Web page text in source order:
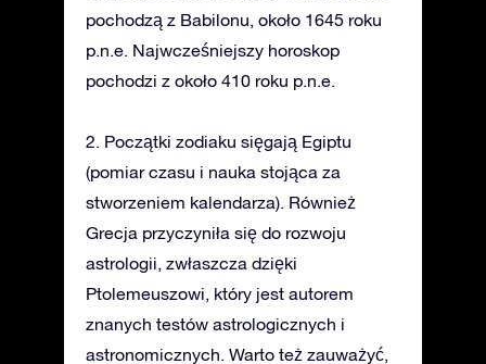
pochodzą z Babilonu, około 1645 roku
p.n.e. Najwcześniejszy horoskop
pochodzi z około 410 roku p.n.e.
2. Początki zodiaku sięgają Egiptu
(pomiar czasu i nauka stojąca za
stworzeniem kalendarza). Również
Grecja przyczyniła się do rozwoju
astrologii, zwłaszcza dzięki
Ptolemeuszowi, który jest autorem
znanych testów astrologicznych i
astronomicznych. Warto też zauważyć,